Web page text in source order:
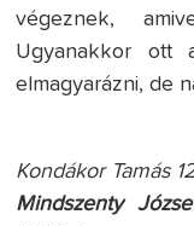
végeznek,
Ugyanakkor ott
elmagyarázni, de
Kondákor Tamás
Mindszenty